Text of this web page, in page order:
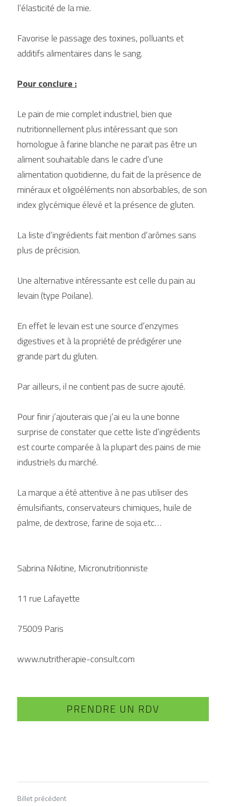
l’élasticité de la mie.
Favorise le passage des toxines, polluants et
additifs alimentaires dans le sang.
Pour conclure :
Le pain de mie complet industriel, bien que
nutritionnellement plus intéressant que son
homologue à farine blanche ne parait pas être un
aliment souhaitable dans le cadre d’une
alimentation quotidienne, du fait de la présence de
minéraux et oligoéléments non absorbables, de son
index glycémique élevé et la présence de gluten.
La liste d’ingrédients fait mention d’arômes sans
plus de précision.
Une alternative intéressante est celle du pain au
levain (type Poilane).
En effet le levain est une source d’enzymes
digestives et à la propriété de prédigérer une
grande part du gluten.
Par ailleurs, il ne contient pas de sucre ajouté.
Pour finir j’ajouterais que j’ai eu la une bonne
surprise de constater que cette liste d’ingrédients
est courte comparée à la plupart des pains de mie
industriels du marché.
La marque a été attentive à ne pas utiliser des
émulsifiants, conservateurs chimiques, huile de
palme, de dextrose, farine de soja etc…
Sabrina Nikitine, Micronutritionniste
11 rue Lafayette
75009 Paris
www.nutritherapie-consult.com
PRENDRE UN RDV
Billet précédent